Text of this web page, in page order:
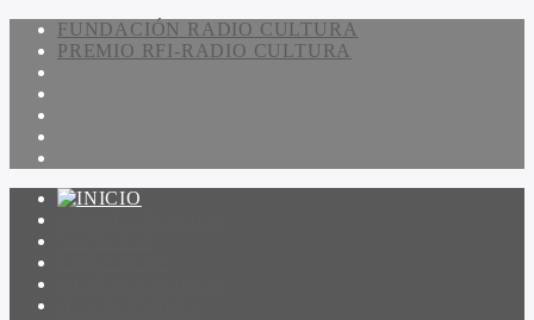
FUNDACIÓN RADIO CULTURA
PREMIO RFI-RADIO CULTURA